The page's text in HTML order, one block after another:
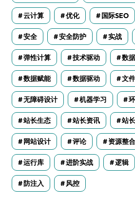
云计算 优化 国际SEO
安全 安全防护 实战
弹性计算 技术驱动 数据
数据赋能 数据驱动 文
无障碍设计 机器学习
站长生态 站长资讯 站
网站设计 评论 资源整合
运行库 进阶实战 逻辑
防注入 风控